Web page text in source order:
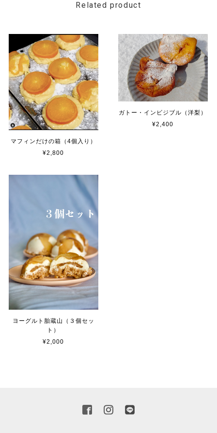
Related product
マフィンだけの箱（4個入り）
¥2,800
ガトー・インビジブル（洋梨）
¥2,400
ヨーグルト胎蔵山（３個セッ
ト）
¥2,000